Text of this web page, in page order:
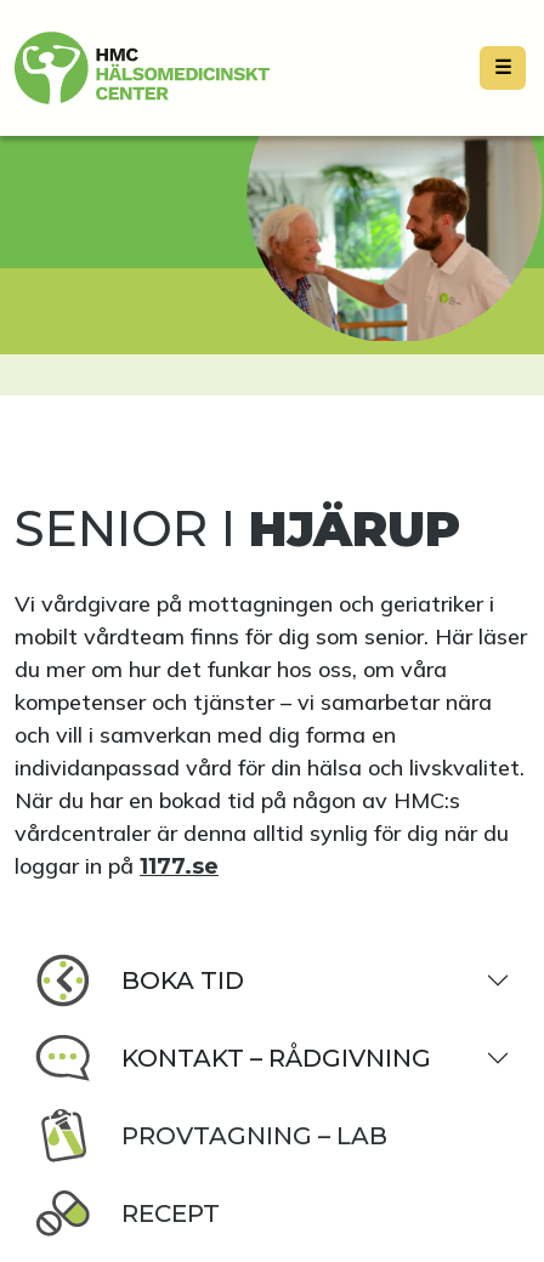
☰
SENIOR I HJÄRUP
Vi vårdgivare på mottagningen och geriatriker i
mobilt vårdteam finns för dig som senior. Här läser
du mer om hur det funkar hos oss, om våra
kompetenser och tjänster – vi samarbetar nära
och vill i samverkan med dig forma en
individanpassad vård för din hälsa och livskvalitet.
När du har en bokad tid på någon av HMC:s
vårdcentraler är denna alltid synlig för dig när du
loggar in på 1177.se
BOKA TID
KONTAKT – RÅDGIVNING
PROVTAGNING – LAB
RECEPT